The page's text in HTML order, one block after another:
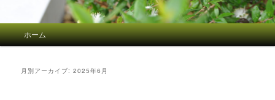
メインメニュー
メインコンテンツへ移動
サブコンテンツへ移動
ホーム
月別アーカイブ:2025年6月